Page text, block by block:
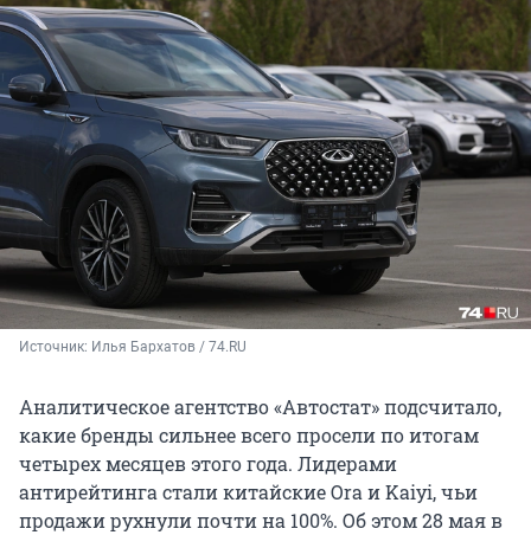
Источник: Илья Бархатов / 74.RU
Аналитическое агентство «Автостат» подсчитало,
какие бренды сильнее всего просели по итогам
четырех месяцев этого года. Лидерами
антирейтинга стали китайские Ora и Kaiyi, чьи
продажи рухнули почти на 100%. Об этом 28 мая в